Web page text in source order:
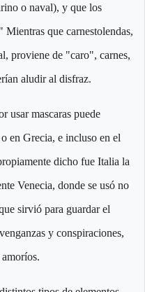
o naval), y que los
que carnestolendas,
proviene de "caro", carnes,
aludir al disfraz.
mascaras puede
en Grecia, e incluso en el
dicho fue Italia la
Venecia, donde se usó no
sirvió para guardar el
y conspiraciones,